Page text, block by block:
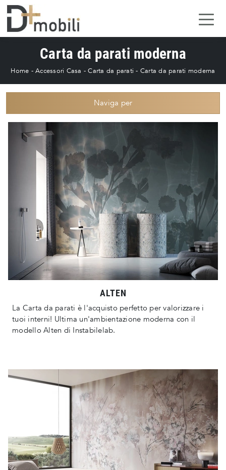
Carta da parati moderna
Home -Accessori Casa -Carta da parati - Carta da parati moderna
Naviga per
ALTEN
La Carta da parati è l'acquisto perfetto per valorizzare i
tuoi interni! Ultima un'ambientazione moderna con il
modello Alten di Instabilelab.